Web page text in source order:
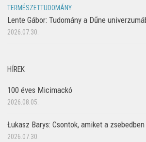
TERMÉSZETTUDOMÁNY
Lente Gábor: Tudomány a Dűne
2026.07.30.
HÍREK
100 éves Micimackó
2026.08.05.
Łukasz Barys: Csontok, amiket a
2026.07.30.